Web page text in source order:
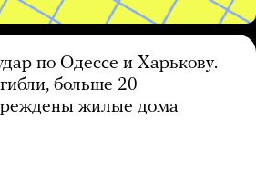
по Одессе и Харькову.
больше 20
жилые дома